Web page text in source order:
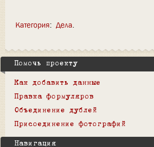
Категория: Дела
Помочь проекту
Как добавить данные
Правка формуляров
Объединение дублей
Присоединение фотографий
Навигация